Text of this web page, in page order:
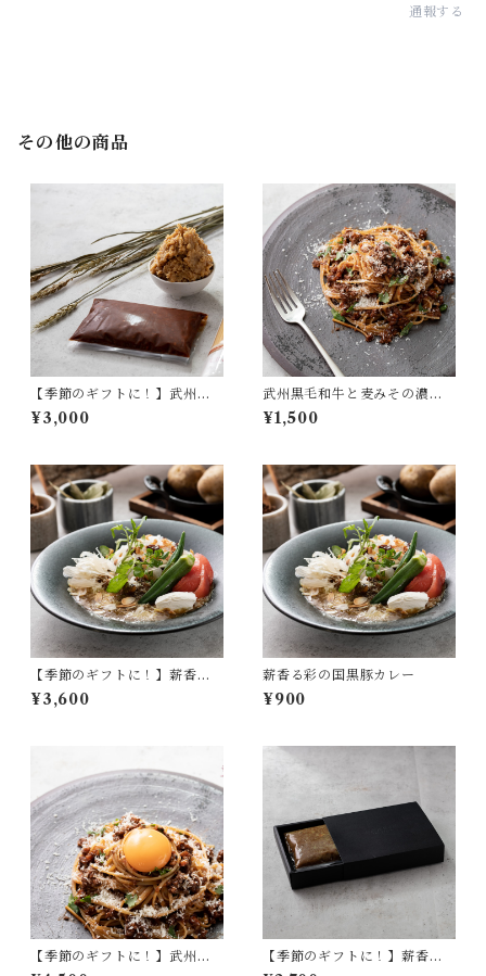
通報する
その他の商品
【季節のギフトに！】武州黒
毛和牛と麦みその濃厚ボロネ
ーゼソース×2セット
¥3,000
武州黒毛和牛と麦みその濃厚
ボロネーゼソース
¥1,500
【季節のギフトに！】薪香る
彩の国黒豚カレー×4食セット
¥3,600
薪香る彩の国黒豚カレー
¥900
【季節のギフトに！】武州黒
毛和牛と麦みその濃厚ボロネ
【季節のギフトに！】薪香る
彩の国黒豚カレー×3食セット